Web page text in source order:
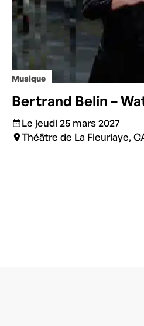
Musique
Bertrand Belin –
Le jeudi 25 mars 2027
Théâtre de La Fleuriaye,